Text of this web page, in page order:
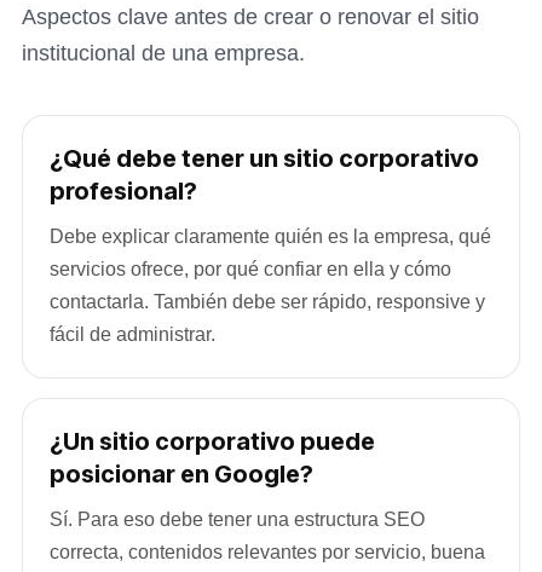
Aspectos clave antes de crear o renovar el sitio
institucional de una empresa.
¿Qué debe tener un sitio corporativo
profesional?
Debe explicar claramente quién es la empresa, qué
servicios ofrece, por qué confiar en ella y cómo
contactarla. También debe ser rápido, responsive y
fácil de administrar.
¿Un sitio corporativo puede
posicionar en Google?
Sí. Para eso debe tener una estructura SEO
correcta, contenidos relevantes por servicio, buena